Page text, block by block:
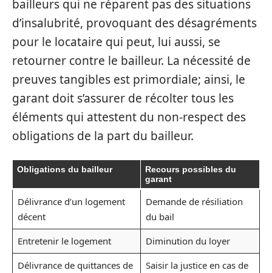
bailleurs qui ne réparent pas des situations
d’insalubrité, provoquant des désagréments
pour le locataire qui peut, lui aussi, se
retourner contre le bailleur. La nécessité de
preuves tangibles est primordiale; ainsi, le
garant doit s’assurer de récolter tous les
éléments qui attestent du non-respect des
obligations de la part du bailleur.
Obligations du bailleur
Recours possibles du
garant
Délivrance d’un logement
décent
Demande de résiliation
du bail
Entretenir le logement
Diminution du loyer
Délivrance de quittances de
Saisir la justice en cas de